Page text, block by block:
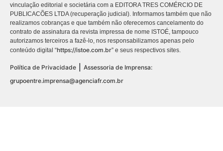
vinculação editorial e societária com a EDITORA TRES COMÉRCIO DE
PUBLICACÕES LTDA (recuperação judicial). Informamos também que não
realizamos cobranças e que também não oferecemos cancelamento do
contrato de assinatura da revista impressa de nome ISTOÉ, tampouco
autorizamos terceiros a fazê-lo, nos responsabilizamos apenas pelo
conteúdo digital “https://istoe.com.br” e seus respectivos sites.
Política de Privacidade | Assessoria de Imprensa:
grupoentre.imprensa@agenciafr.com.br